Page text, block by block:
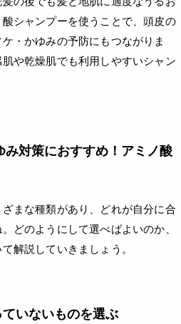
シャンプーを使うことで、頭皮の
・かゆみの予防にもつながりま
や乾燥肌でも利用しやすいシャン
み対策におすすめ！アミノ酸
まな種類があり、どれが自分に合
どのようにして選べばよいのか、
解説していきましょう。
いないものを選ぶ